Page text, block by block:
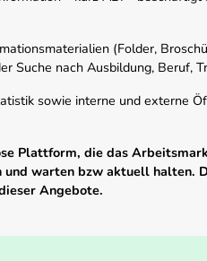
(Folder,
Suche nach Ausbildung, Beruf,
sowie interne und externe
Plattform, die das
warten bzw aktuell halten.
Angebote.